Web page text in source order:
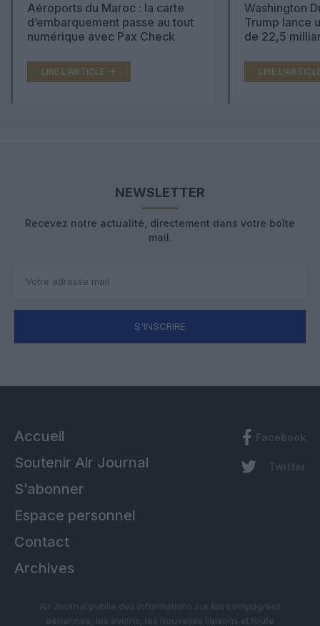
Aéroports du Maroc : la carte
d’embarquement passe au tout
numérique avec Pax Check
LIRE L'ARTICLE
Washington
Trump lance
de 22,5
LIRE
NEWSLETTER
Recevez notre actualité, directement dans votre boîte
mail.
S'INSCRIRE
Accueil
Soutenir Air Journal
S’abonner
Espace personnel
Contact
Archives